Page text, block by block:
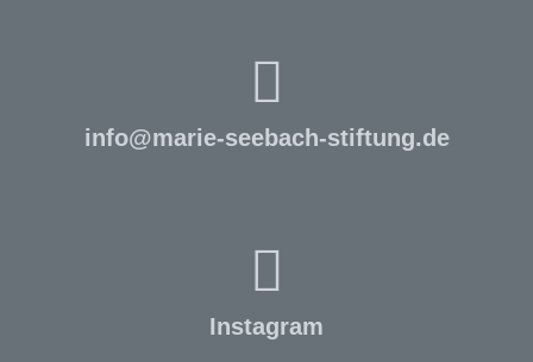
info@marie-seebach-stiftung.de
Instagram